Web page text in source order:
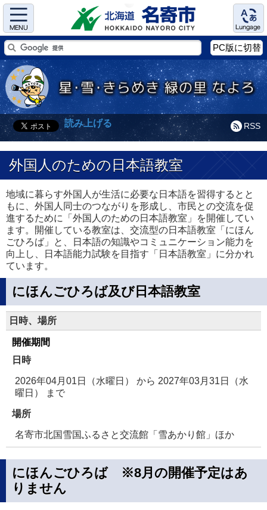
Menu Language
PC版に切替
RSS
読み上げる
外国人のための日本語教室
地域に暮らす外国人が生活に必要な日本語を習得するとと
もに、外国人同士のつながりを形成し、市民との交流を促
進するために「外国人のための日本語教室」を開催してい
ます。開催している教室は、交流型の日本語教室「にほん
ごひろば」と、日本語の知識やコミュニケーション能力を
向上し、日本語能力試験を目指す「日本語教室」に分かれ
ています。
にほんごひろば及び日本語教室
日時、場所
開催期間
日時
2026年04月01日（水曜日） から 2027年03月31日（水
曜日）
まで
場所
名寄市北国雪国ふるさと交流館「雪あかり館」ほか
にほんごひろば ※8月の開催予定はあ
りません